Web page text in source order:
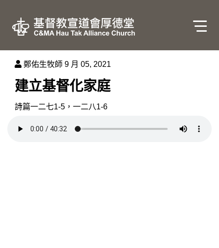
鄭佑生牧師 9 月 05, 2021
建立基督化家庭
詩篇一二七1-5，一二八1-6